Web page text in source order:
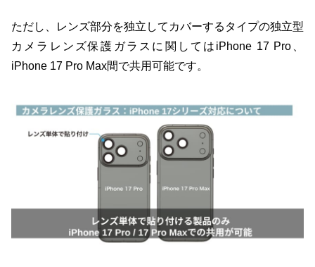
ただし、レンズ部分を独立してカバーするタイプの独立型
カメラレンズ保護ガラスに関してはiPhone 17 Pro、
iPhone 17 Pro Max間で共用可能です。